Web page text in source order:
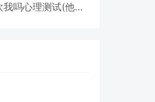
我吗心理测试(他喜